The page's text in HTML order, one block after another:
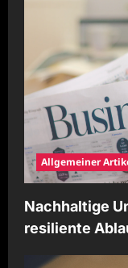
Allgemeiner
Nachhaltige
resiliente